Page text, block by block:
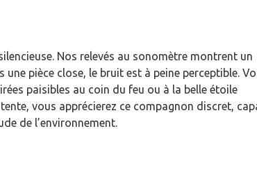
Nos relevés au sonomètre montrent un
une pièce close, le bruit est à peine perceptible.
paisibles au coin du feu ou à la belle étoile
vous apprécierez ce compagnon discret,
de l’environnement.